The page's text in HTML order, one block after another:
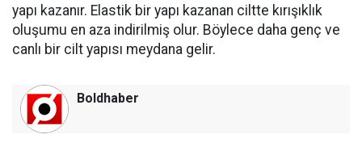
yapı kazanır. Elastik bir yapı kazanan ciltte kırışıklık
oluşumu en aza indirilmiş olur. Böylece daha genç ve
canlı bir cilt yapısı meydana gelir.
Boldhaber